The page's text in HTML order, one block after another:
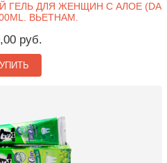
ГЕЛЬ ДЛЯ ЖЕНЩИН С АЛОЕ (DA
ВЬЕТНАМ.
руб.